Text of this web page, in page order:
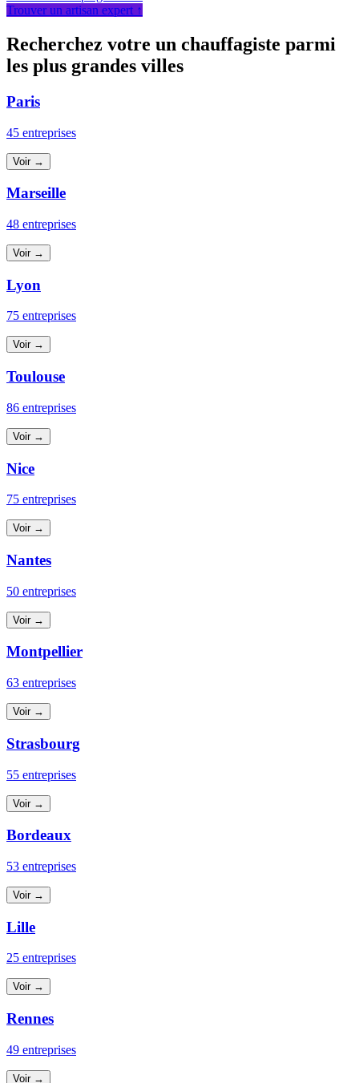
Trouver un artisan expert ↑
Recherchez votre un chauffagiste parmi
les plus grandes villes
Paris
45 entreprises
Voir →
Marseille
48 entreprises
Voir →
Lyon
75 entreprises
Voir →
Toulouse
86 entreprises
Voir →
Nice
75 entreprises
Voir →
Nantes
50 entreprises
Voir →
Montpellier
63 entreprises
Voir →
Strasbourg
55 entreprises
Voir →
Bordeaux
53 entreprises
Voir →
Lille
25 entreprises
Voir →
Rennes
49 entreprises
Voir →